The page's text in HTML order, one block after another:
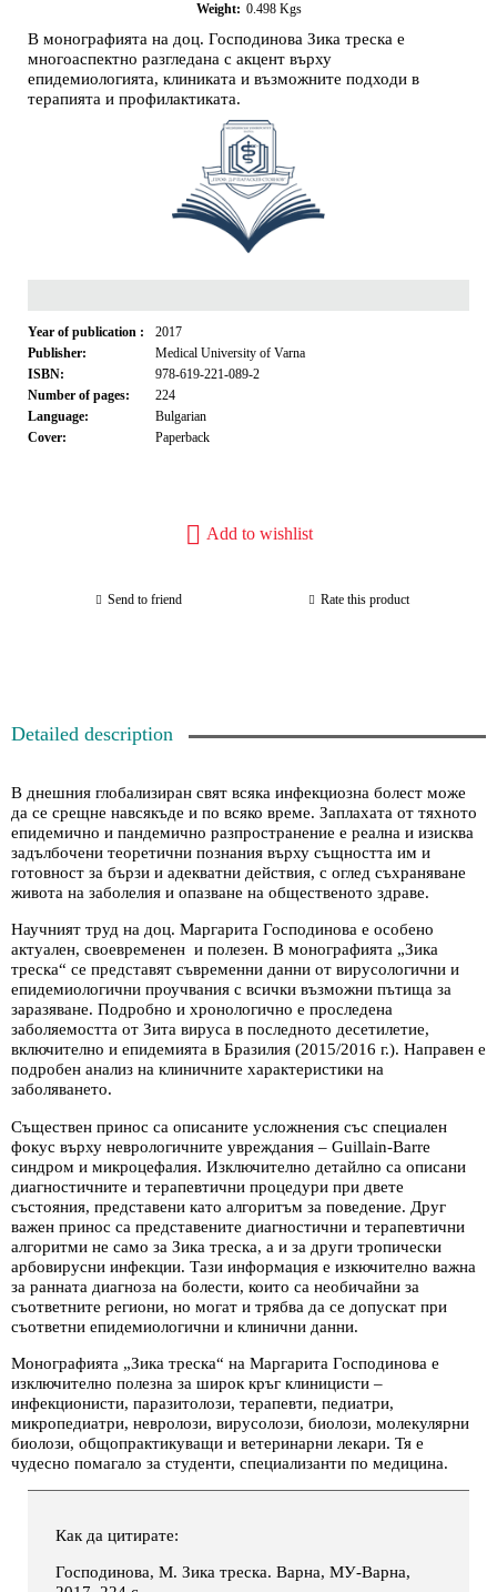
Weight: 0.498 Kgs
В монографията на доц. Господинова Зика треска е
многоаспектно разгледана с акцент върху
епидемиологията, клиниката и възможните подходи в
терапията и профилактиката.
Year of publication :
2017
Publisher:
Medical University of Varna
ISBN:
978-619-221-089-2
Number of pages:
224
Language:
Bulgarian
Cover:
Paperback
Add to wishlist
Send to friend Rate this product
Detailed description
В днешния глобализиран свят всяка инфекциозна болест може
да се срещне навсякъде и по всяко време. Заплахата от тяхното
епидемично и пандемично разпространение е реална и изисква
задълбочени теоретични познания върху същността им и
готовност за бързи и адекватни действия, с оглед съхраняване
живота на заболелия и опазване на общественото здраве.
Научният труд на доц. Маргарита Господинова е особено
актуален, своевременен и полезен. В монографията „Зика
треска“ се представят съвременни данни от вирусологични и
епидемиологични проучвания с всички възможни пътища за
заразяване. Подробно и хронологично е проследена
заболяемостта от Зита вируса в последното десетилетие,
включително и епидемията в Бразилия (2015/2016 г.). Направен е
подробен анализ на клиничните характеристики на
заболяването.
Съществен принос са описаните усложнения със специален
фокус върху неврологичните увреждания – Guillain-Barre
синдром и микроцефалия. Изключително детайлно са описани
диагностичните и терапевтични процедури при двете
състояния, представени като алгоритъм за поведение. Друг
важен принос са представените диагностични и терапевтични
алгоритми не само за Зика треска, а и за други тропически
арбовирусни инфекции. Тази информация е изкючително важна
за ранната диагноза на болести, които са необичайни за
съответните региони, но могат и трябва да се допускат при
съответни епидемиологични и клинични данни.
Монографията „Зика треска“ на Маргарита Господинова е
изключително полезна за широк кръг клиницисти –
инфекционисти, паразитолози, терапевти, педиатри,
микропедиатри, невролози, вирусолози, биолози, молекулярни
биолози, общопрактикуващи и ветеринарни лекари. Тя е
чудесно помагало за студенти, специализанти по медицина.
Как да цитирате:
Господинова, М. Зика треска. Варна, МУ-Варна,